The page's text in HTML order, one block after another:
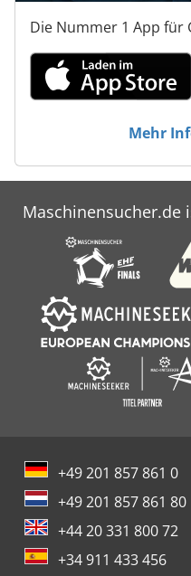
Die Nummer 1 App für
Mehr
Maschinensucher.de
+49 201 857 861 0
+49 201 857 861 80
+44 20 331 800 72
+34 911 433 456